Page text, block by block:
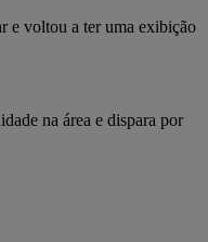
e voltou a ter uma exibição
na área e dispara por